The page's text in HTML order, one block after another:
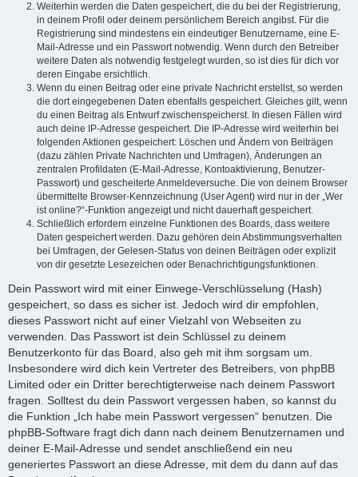
Weiterhin werden die Daten gespeichert, die du bei der Registrierung,
in deinem Profil oder deinem persönlichem Bereich angibst. Für die
Registrierung sind mindestens ein eindeutiger Benutzername, eine E-
Mail-Adresse und ein Passwort notwendig. Wenn durch den Betreiber
weitere Daten als notwendig festgelegt wurden, so ist dies für dich vor
deren Eingabe ersichtlich.
Wenn du einen Beitrag oder eine private Nachricht erstellst, so werden
die dort eingegebenen Daten ebenfalls gespeichert. Gleiches gilt, wenn
du einen Beitrag als Entwurf zwischenspeicherst. In diesen Fällen wird
auch deine IP-Adresse gespeichert. Die IP-Adresse wird weiterhin bei
folgenden Aktionen gespeichert: Löschen und Ändern von Beiträgen
(dazu zählen Private Nachrichten und Umfragen), Änderungen an
zentralen Profildaten (E-Mail-Adresse, Kontoaktivierung, Benutzer-
Passwort) und gescheiterte Anmeldeversuche. Die von deinem Browser
übermittelte Browser-Kennzeichnung (User Agent) wird nur in der „Wer
ist online?“-Funktion angezeigt und nicht dauerhaft gespeichert.
Schließlich erfordern einzelne Funktionen des Boards, dass weitere
Daten gespeichert werden. Dazu gehören dein Abstimmungsverhalten
bei Umfragen, der Gelesen-Status von deinen Beiträgen oder explizit
von dir gesetzte Lesezeichen oder Benachrichtigungsfunktionen.
Dein Passwort wird mit einer Einwege-Verschlüsselung (Hash)
gespeichert, so dass es sicher ist. Jedoch wird dir empfohlen,
dieses Passwort nicht auf einer Vielzahl von Webseiten zu
verwenden. Das Passwort ist dein Schlüssel zu deinem
Benutzerkonto für das Board, also geh mit ihm sorgsam um.
Insbesondere wird dich kein Vertreter des Betreibers, von phpBB
Limited oder ein Dritter berechtigterweise nach deinem Passwort
fragen. Solltest du dein Passwort vergessen haben, so kannst du
die Funktion „Ich habe mein Passwort vergessen“ benutzen. Die
phpBB-Software fragt dich dann nach deinem Benutzernamen und
deiner E-Mail-Adresse und sendet anschließend ein neu
generiertes Passwort an diese Adresse, mit dem du dann auf das